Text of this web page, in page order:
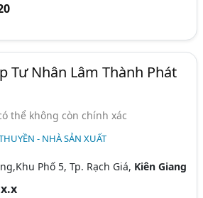
Tư Nhân Lâm Thành Phát
thể không còn chính xác
- NHÀ SẢN XUẤT
Phố 5, Tp. Rạch Giá, Kiên Giang